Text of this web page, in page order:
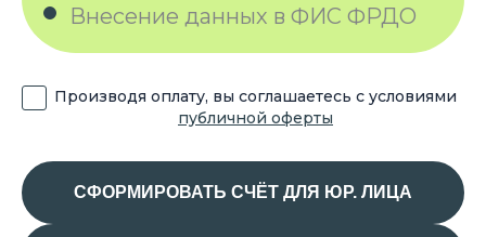
Внесение данных в ФИС ФРДО
Производя оплату, вы соглашаетесь с условиями
публичной оферты
СФОРМИРОВАТЬ СЧЁТ ДЛЯ ЮР. ЛИЦА